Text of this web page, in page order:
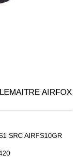
AIRFOX
SRC AIRFS10GR